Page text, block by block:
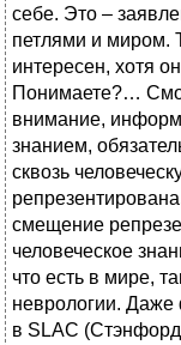
себе. Это –
петлями и миром.
интересен, хотя
Понимаете?…
внимание,
знанием,
сквозь
смещение
человеческое
что есть в мире,
неврологии. Даже
в SLAC